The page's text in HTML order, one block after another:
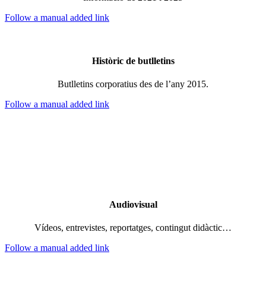
Follow a manual added link
Històric de butlletins
Butlletins corporatius des de l’any 2015.
Follow a manual added link
Audiovisual
Vídeos, entrevistes, reportatges, contingut didàctic…
Follow a manual added link